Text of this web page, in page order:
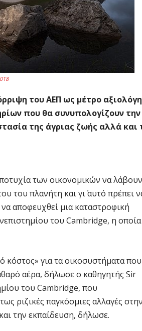
του ΑΕΠ ως μέτρο
που θα συνυπολογίζουν την
της άγριας ζωής αλλά και
των οικονομικών να λάβουν
του πλανήτη και γι΄ αυτό πρέπει
αποφευχθεί μια καταστροφική
του Cambridge, η οποία
κόστος» για τα οικοσυστήματα που
αέρα, δήλωσε ο καθηγητής Sir
του Cambridge, που
ριζικές παγκόσμιες αλλαγές στην
την εκπαίδευση, δήλωσε.